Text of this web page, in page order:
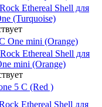
Ethereal Shell для
(Turquoise)
One mini (Orange)
Ethereal Shell для
mini (Orange)
5 C (Red )
Ethereal Shell для